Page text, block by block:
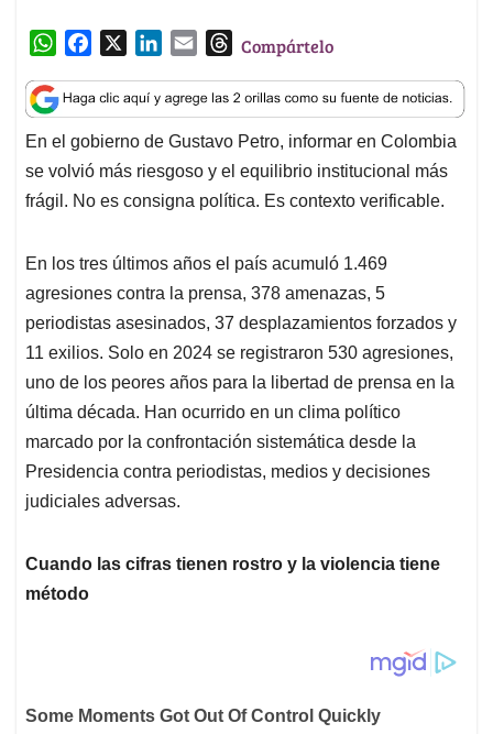
W
a
t
s
A
p
c
e
b
o
o
n
k
e
d
I
a
i
l
T
r
e
a
d
s
Compártelo
En el gobierno de Gustavo Petro, informar en Colombia
se volvió más riesgoso y el equilibrio institucional más
frágil. No es consigna política. Es contexto verificable.
En los tres últimos años el país acumuló 1.469
agresiones contra la prensa, 378 amenazas, 5
periodistas asesinados, 37 desplazamientos forzados y
11 exilios. Solo en 2024 se registraron 530 agresiones,
uno de los peores años para la libertad de prensa en la
última década. Han ocurrido en un clima político
marcado por la confrontación sistemática desde la
Presidencia contra periodistas, medios y decisiones
judiciales adversas.
Cuando las cifras tienen rostro y la violencia tiene
método